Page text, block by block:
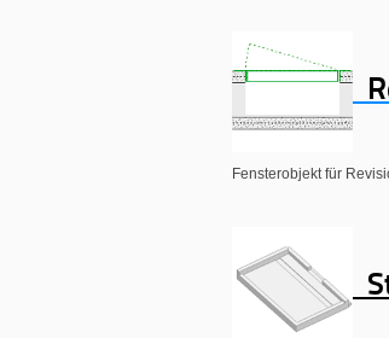
Fensterobjekt für